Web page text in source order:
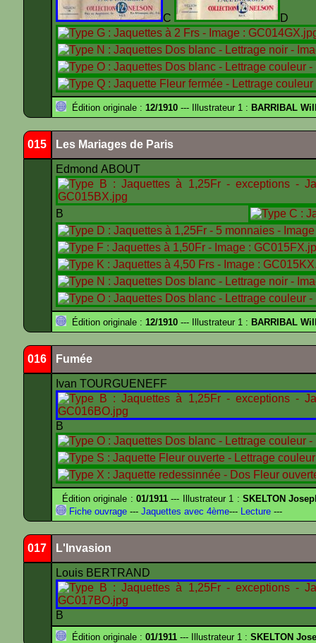
C
Édition originale : 12/1910 --- Illustrateur 1 : BARRIBAL
015 Les Mariages de Paris
Edmond ABOUT
B
Édition originale : 12/1910 --- Illustrateur 1 : BARRIBAL
016 Fumée
Ivan TOURGUENEFF
B
Édition originale : 01/1911 --- Illustrateur 1 : SKELTON
Fiche ouvrage --- Jaquettes avec 4ème--- Lecture ---
017 L'Invasion
Louis BERTRAND
B
Édition originale : 01/1911 --- Illustrateur 1 : SKELTON